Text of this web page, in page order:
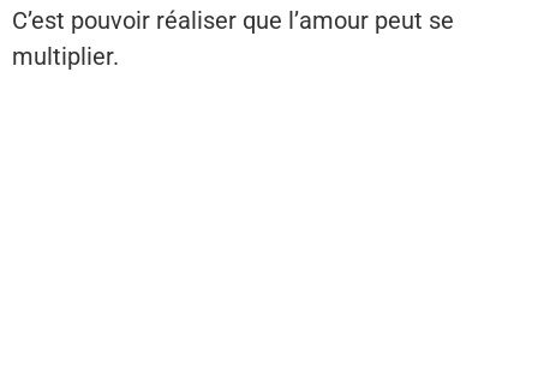
C’est pouvoir réaliser que l’amour peut se
multiplier.